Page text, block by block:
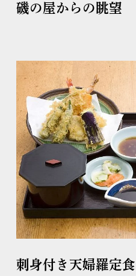
磯の屋からの眺望
刺身付き天婦羅定食